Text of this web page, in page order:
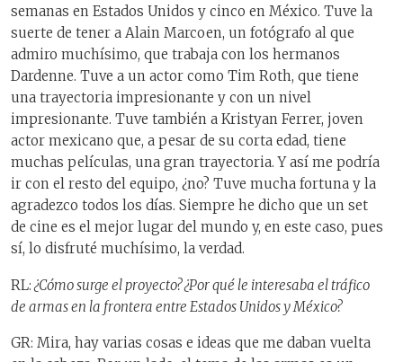
semanas en Estados Unidos y cinco en México. Tuve la
suerte de tener a Alain Marcoen, un fotógrafo al que
admiro muchísimo, que trabaja con los hermanos
Dardenne. Tuve a un actor como Tim Roth, que tiene
una trayectoria impresionante y con un nivel
impresionante. Tuve también a Kristyan Ferrer, joven
actor mexicano que, a pesar de su corta edad, tiene
muchas películas, una gran trayectoria. Y así me podría
ir con el resto del equipo, ¿no? Tuve mucha fortuna y la
agradezco todos los días. Siempre he dicho que un set
de cine es el mejor lugar del mundo y, en este caso, pues
sí, lo disfruté muchísimo, la verdad.
RL:¿Cómo surge el proyecto? ¿Por qué le interesaba el tráfico
de armas en la frontera entre Estados Unidos y México?
GR: Mira, hay varias cosas e ideas que me daban vuelta